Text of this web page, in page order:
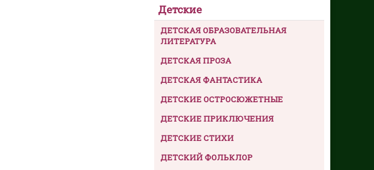
Детские
ДЕТСКАЯ ОБРАЗОВАТЕЛЬНАЯ
ЛИТЕРАТУРА
ДЕТСКАЯ ПРОЗА
ДЕТСКАЯ ФАНТАСТИКА
ДЕТСКИЕ ОСТРОСЮЖЕТНЫЕ
ДЕТСКИЕ ПРИКЛЮЧЕНИЯ
ДЕТСКИЕ СТИХИ
ДЕТСКИЙ ФОЛЬКЛОР